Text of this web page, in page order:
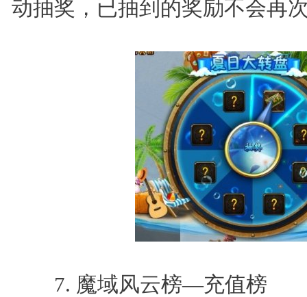
动抽奖，已抽到的奖励不会再
7. 魔域风云榜—充值榜